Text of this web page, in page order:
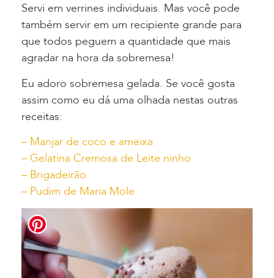
Servi em verrines individuais. Mas você pode
também servir em um recipiente grande para
que todos peguem a quantidade que mais
agradar na hora da sobremesa!
Eu adoro sobremesa gelada. Se você gosta
assim como eu dá uma olhada nestas outras
receitas:
– Manjar de coco e ameixa
– Gelatina Cremosa de Leite ninho
– Brigadeirão
– Pudim de Maria Mole